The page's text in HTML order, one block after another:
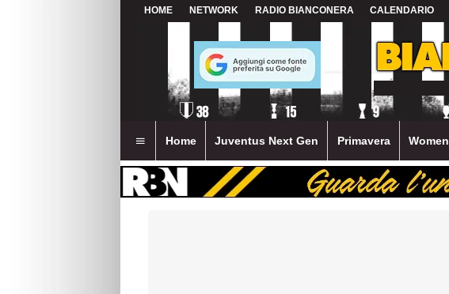
HOME NETWORK RADIO BIANCONERA CALENDARIO
Home Juventus Next Gen Primavera Women